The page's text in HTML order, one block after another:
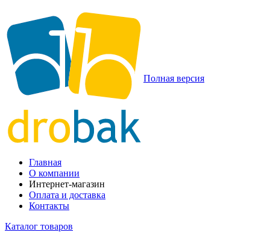
Полная версия
Главная
О компании
Интернет-магазин
Оплата и доставка
Контакты
Каталог товаров